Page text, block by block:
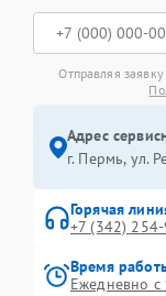
Отправляя
Адрес
г. Пермь, ул.
Горячая
+7 (342)
Время
Ежедневно